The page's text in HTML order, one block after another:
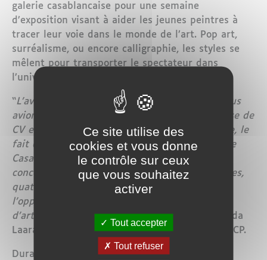
galerie casablancaise pour une semaine
d’exposition visant à aider les jeunes peintres à
tracer leur voie dans le monde de l’art. Pop art,
surréalisme, ou encore calligraphie, les styles se
mêlent pour transporter le spectateur dans
l’univers particulier de chaque artiste.
“L’aventure a commencé à l’automne 2017. Nous
avions lancé une première sélection, sur la base de
CV et d’œuvres réalisées avec pour seul critère, le
fait d’être lauréat des écoles des beaux arts de
Casablanca ou de Tétouan. A la suite de ce
concours, nous avons retenu huit jeunes artistes,
quatre garçons et quatre filles, qui ont eu
l’opportunité de séjourner dans la résidence
d’artiste, Flore Maison des Arts”, explique Houda
Laaraj, directrice communication groupe à la BCP.
Durant ce séjour, les huit lauréats ont eu
Ce site utilise des
cookies et vous donne
le contrôle sur ceux
que vous souhaitez
activer
Tout accepter
Tout refuser